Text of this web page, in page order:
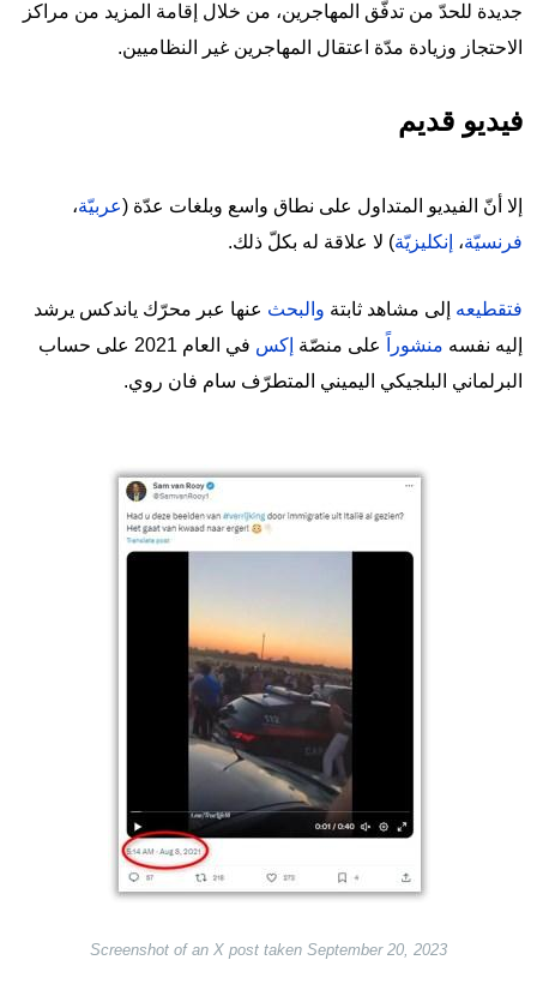
جديدة للحدّ من تدفّق المهاجرين، من خلال إقامة المزيد من مراكز
الاحتجاز وزيادة مدّة اعتقال المهاجرين غير النظاميين.
فيديو قديم
إلا أنّ الفيديو المتداول على نطاق واسع وبلغات عدّة (عربيّة،
فرنسيّة، إنكليزيّة) لا علاقة له بكلّ ذلك.
فتقطيعه إلى مشاهد ثابتة والبحث عنها عبر محرّك ياندكس يرشد
إليه نفسه منشوراً على منصّة إكس
في العام 2021 على حساب
البرلماني البلجيكي اليميني المتطرّف سام فان روي.
Screenshot of an X post taken September 20, 2023